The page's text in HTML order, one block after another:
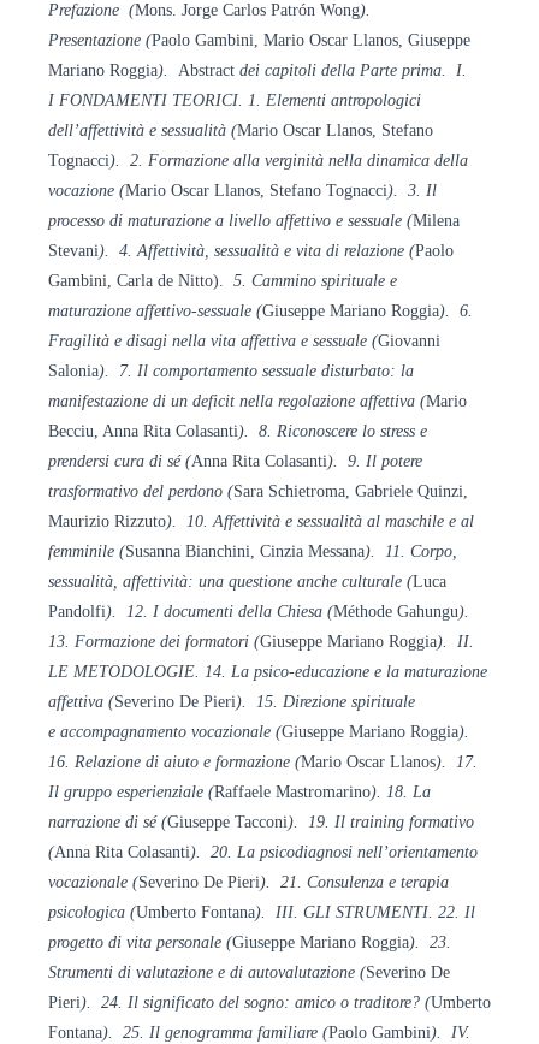
Prefazione (Mons. Jorge Carlos Patrón Wong).
Presentazione (Paolo Gambini, Mario Oscar Llanos, Giuseppe
Mariano Roggia). Abstract dei capitoli della Parte prima. I.
I FONDAMENTI TEORICI. 1. Elementi antropologici
dell’affettività e sessualità (Mario Oscar Llanos, Stefano
Tognacci). 2. Formazione alla verginità nella dinamica della
vocazione (Mario Oscar Llanos, Stefano Tognacci). 3. Il
processo di maturazione a livello affettivo e sessuale (Milena
Stevani). 4. Affettività, sessualità e vita di relazione (Paolo
Gambini, Carla de Nitto). 5. Cammino spirituale e
maturazione affettivo-sessuale (Giuseppe Mariano Roggia). 6.
Fragilità e disagi nella vita affettiva e sessuale (Giovanni
Salonia). 7. Il comportamento sessuale disturbato: la
manifestazione di un deficit nella regolazione affettiva (Mario
Becciu, Anna Rita Colasanti). 8. Riconoscere lo stress e
prendersi cura di sé (Anna Rita Colasanti). 9. Il potere
trasformativo del perdono (Sara Schietroma, Gabriele Quinzi,
Maurizio Rizzuto). 10. Affettività e sessualità al maschile e al
femminile (Susanna Bianchini, Cinzia Messana). 11. Corpo,
sessualità, affettività: una questione anche culturale (Luca
Pandolfi). 12. I documenti della Chiesa (Méthode Gahungu).
13. Formazione dei formatori (Giuseppe Mariano Roggia). II.
LE METODOLOGIE. 14. La psico-educazione e la maturazione
affettiva (Severino De Pieri). 15. Direzione spirituale
e accompagnamento vocazionale (Giuseppe Mariano Roggia).
16. Relazione di aiuto e formazione (Mario Oscar Llanos). 17.
Il gruppo esperienziale (Raffaele Mastromarino). 18. La
narrazione di sé (Giuseppe Tacconi). 19. Il training formativo
(Anna Rita Colasanti). 20. La psicodiagnosi nell’orientamento
vocazionale (Severino De Pieri). 21. Consulenza e terapia
psicologica (Umberto Fontana). III. GLI STRUMENTI. 22. Il
progetto di vita personale (Giuseppe Mariano Roggia). 23.
Strumenti di valutazione e di autovalutazione (Severino De
Pieri). 24. Il significato del sogno: amico o traditore? (Umberto
Fontana). 25. Il genogramma familiare (Paolo Gambini). IV.